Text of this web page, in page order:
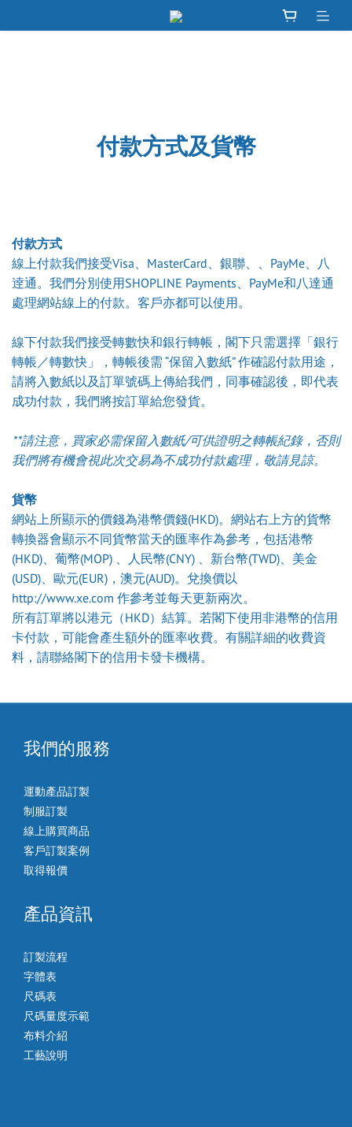
付款方式及貨幣
付款方式
線上付款我們接受Visa、MasterCard、銀聯、、PayMe、八
逹通。我們分別使用SHOPLINE Payments、PayMe和八達通
處理網站線上的付款。客戶亦都可以使用。
線下付款我們接受轉數快和銀行轉帳，閣下只需選擇「銀行
轉帳／轉數快」，轉帳後需 “保留入數紙” 作確認付款用途，
請將入數紙以及訂單號碼上傳給我們，同事確認後，即代表
成功付款，我們將按訂單給您發貨。
**請注意，買家必需保留入數紙/可供證明之轉帳紀錄，否則
我們將有機會視此次交易為不成功付款處理，敬請見諒。
貨幣
網站上所顯示的價錢為港幣價錢(HKD)。網站右上方的貨幣
轉換器會顯示不同貨幣當天的匯率作為參考，包括港幣
(HKD)、葡幣(MOP) 、人民幣(CNY) 、新台幣(TWD)、美金
(USD)、歐元(EUR)，澳元(AUD)。兌換價以
http://www.xe.com 作參考並每天更新兩次。
所有訂單將以港元（HKD）結算。若閣下使用非港幣的信用
卡付款，可能會產生額外的匯率收費。有關詳細的收費資
料，請聯絡閣下的信用卡發卡機構。
我們的服務
運動產品訂製
制服訂製
線上購買商品
客戶訂製案例
取得報價
產品資訊
訂製流程
字體表
尺碼表
尺碼量度示範
布料介紹
工藝說明